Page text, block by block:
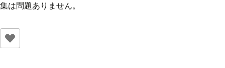
集は問題ありません。